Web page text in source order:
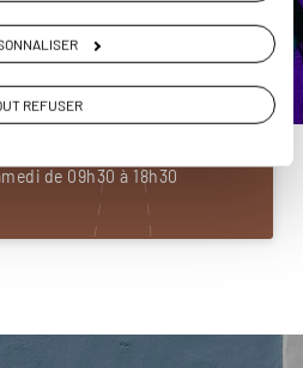
REFUSER
ou
avec un spécialiste Mexique
65 36
de 09h30 à 18h30